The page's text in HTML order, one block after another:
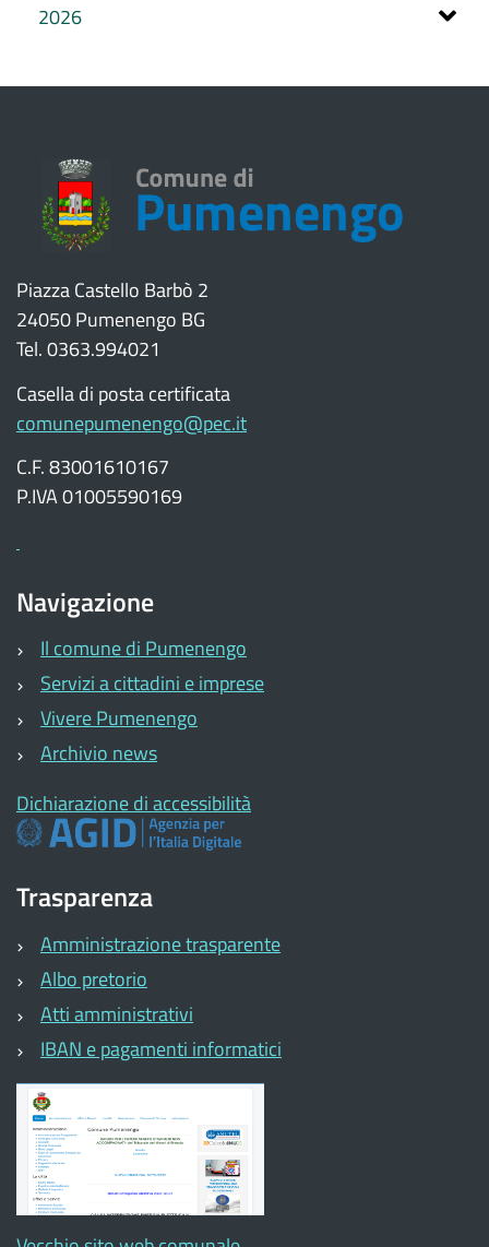
2026
Piazza Castello Barbò 2
24050 Pumenengo BG
Tel. 0363.994021
Casella di posta certificata
comunepumenengo@pec.it
C.F. 83001610167
P.IVA 01005590169
Navigazione
Il comune di Pumenengo
Servizi a cittadini e imprese
Vivere Pumenengo
Archivio news
Dichiarazione di accessibilità
Trasparenza
Amministrazione trasparente
Albo pretorio
Atti amministrativi
IBAN e pagamenti informatici